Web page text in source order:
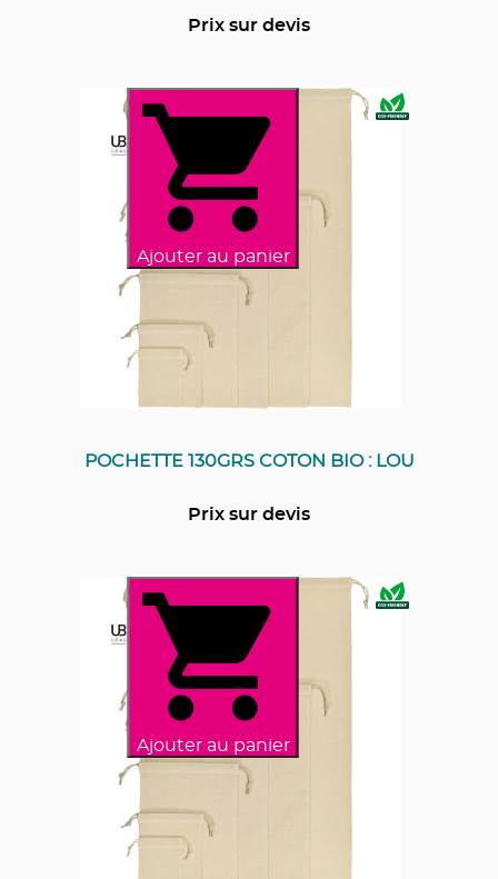
Prix sur devis
Ajouter au panier
POCHETTE 130GRS COTON BIO : LOU
Prix sur devis
Ajouter au panier